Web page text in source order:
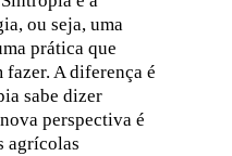
ou seja, uma
prática que
A diferença é
sabe dizer
perspectiva é
agrícolas